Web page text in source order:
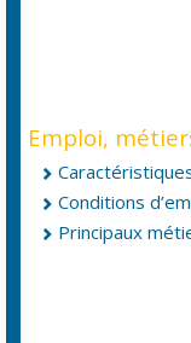
Emploi,
Conditions
Principaux